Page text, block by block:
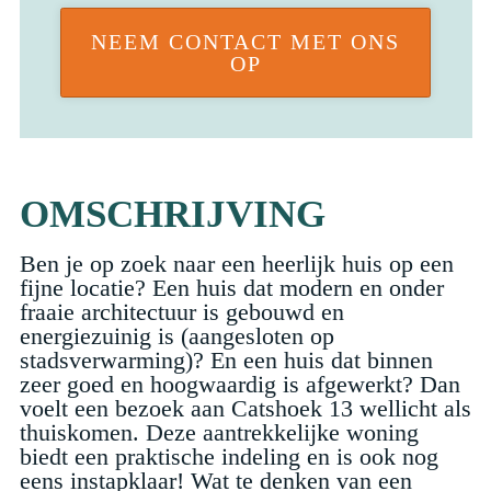
NEEM CONTACT MET ONS
OP
OMSCHRIJVING
Ben je op zoek naar een heerlijk huis op een
fijne locatie? Een huis dat modern en onder
fraaie architectuur is gebouwd en
energiezuinig is (aangesloten op
stadsverwarming)? En een huis dat binnen
zeer goed en hoogwaardig is afgewerkt? Dan
voelt een bezoek aan Catshoek 13 wellicht als
thuiskomen. Deze aantrekkelijke woning
biedt een praktische indeling en is ook nog
eens instapklaar! Wat te denken van een